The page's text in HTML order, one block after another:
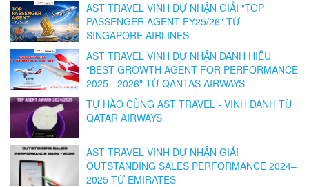
AST TRAVEL VINH DỰ NHẬN GIẢI "TOP
PASSENGER AGENT FY25/26" TỪ
SINGAPORE AIRLINES
AST TRAVEL VINH DỰ NHẬN DANH HIỆU
"BEST GROWTH AGENT FOR PERFORMANCE
2025 - 2026" TỪ QANTAS AIRWAYS
TỰ HÀO CÙNG AST TRAVEL - VINH DANH TỪ
QATAR AIRWAYS
AST TRAVEL VINH DỰ NHẬN GIẢI
OUTSTANDING SALES PERFORMANCE 2024–
2025 TỪ EMIRATES